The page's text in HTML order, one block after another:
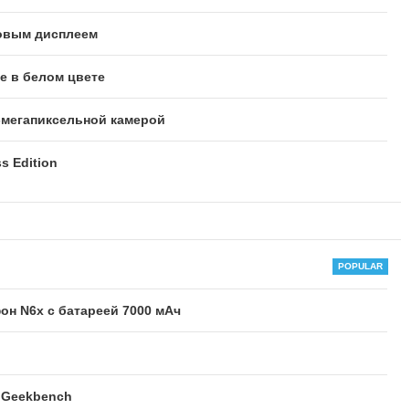
дисплеем
в белом цвете
камерой
Edition
N6x с батареей 7000 мАч